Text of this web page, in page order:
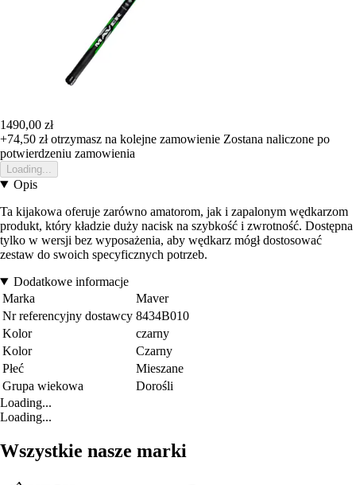
1490,00 zł
+74,50 złotrzymasz na kolejne zamowienie Zostana naliczone po
potwierdzeniu zamowienia
Loading...
Opis
Ta kijakowa oferuje zarówno amatorom, jak i zapalonym wędkarzom
produkt, który kładzie duży nacisk na szybkość i zwrotność. Dostępna
tylko w wersji bez wyposażenia, aby wędkarz mógł dostosować
zestaw do swoich specyficznych potrzeb.
Dodatkowe informacje
Marka
Maver
Nr referencyjny dostawcy 8434B010
Kolor
czarny
Kolor
Czarny
Płeć
Mieszane
Grupa wiekowa
Dorośli
Loading...
Loading...
Wszystkie nasze marki